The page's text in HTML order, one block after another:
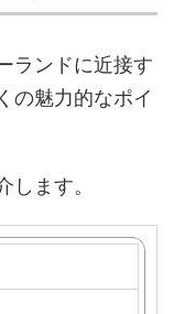
ランドに近接す
の魅力的なポイ
します。